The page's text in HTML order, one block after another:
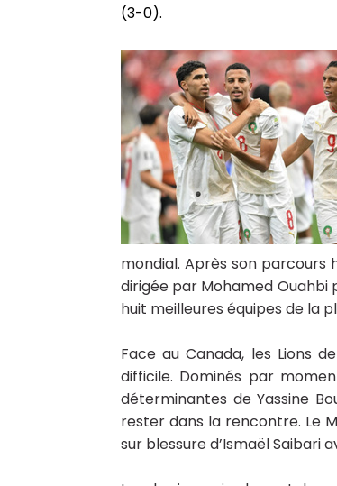
(3-0).
mondial. Après son parcours
dirigée par Mohamed Ouahbi
huit meilleures équipes de la
Face au Canada, les Lions
difficile. Dominés par
déterminantes de Yassine
rester dans la rencontre. Le
sur blessure d’Ismaël Saibari